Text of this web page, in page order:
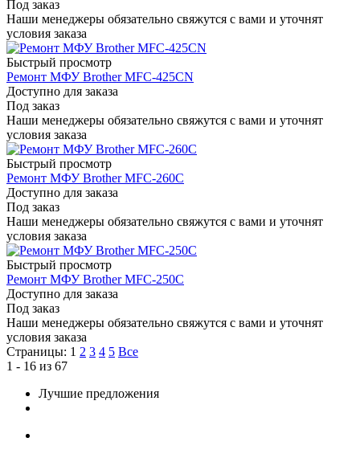
Под заказ
Наши менеджеры обязательно свяжутся с вами и уточнят
условия заказа
Быстрый просмотр
Ремонт МФУ Brother MFC-425CN
Доступно для заказа
Под заказ
Наши менеджеры обязательно свяжутся с вами и уточнят
условия заказа
Быстрый просмотр
Ремонт МФУ Brother MFC-260C
Доступно для заказа
Под заказ
Наши менеджеры обязательно свяжутся с вами и уточнят
условия заказа
Быстрый просмотр
Ремонт МФУ Brother MFC-250C
Доступно для заказа
Под заказ
Наши менеджеры обязательно свяжутся с вами и уточнят
условия заказа
Страницы: 1 2 3 4 5 Все
1 - 16 из 67
Лучшие предложения